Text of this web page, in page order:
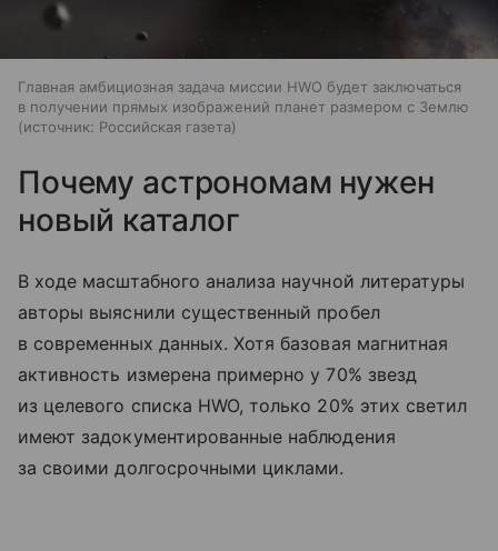
Главная амбициозная задача миссии HWO будет заключаться
в получении прямых изображений планет размером с Землю
источник: Российская газета
Почему астрономам нужен
новый каталог
В ходе масштабного анализа научной литературы
авторы выяснили существенный пробел
в современных данных. Хотя базовая магнитная
активность измерена примерно у 70% звезд
из целевого списка HWO, только 20% этих светил
имеют задокументированные наблюдения
за своими долгосрочными циклами.